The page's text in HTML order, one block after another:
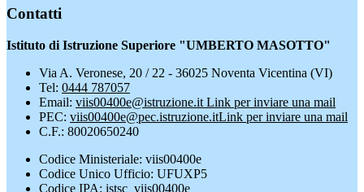
Contatti
Istituto di Istruzione Superiore "UMBERTO MASOTTO"
Via A. Veronese, 20 / 22 - 36025 Noventa Vicentina (VI)
Tel: 0444 787057
Email: viis00400e@istruzione.it Link per inviare una mail
PEC: viis00400e@pec.istruzione.itLink per inviare una mail
C.F.: 80020650240
Codice Ministeriale: viis00400e
Codice Unico Ufficio: UFUXP5
Codice IPA: istsc_viis00400e